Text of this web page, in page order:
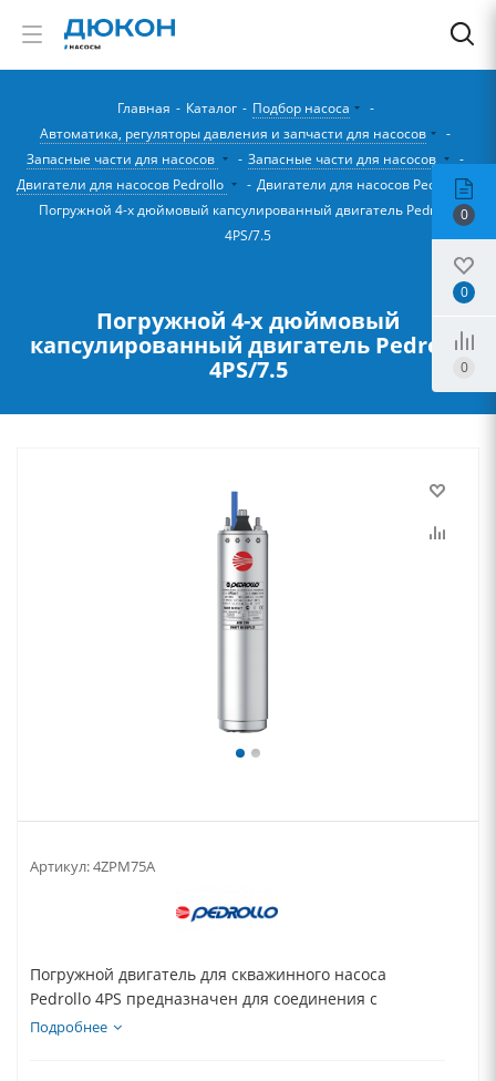
Главная - Каталог - Подбор насоса
-
Автоматика, регуляторы давления и запчасти для насосов
-
Запасные части для насосов
- Запасные части для насосов
-
Двигатели для насосов Pedrollo
- Двигатели для насосов Pedrollo -
Погружной 4-х дюймовый капсулированный двигатель Pedrollo
4PS/7.5
Погружной 4-х дюймовый
капсулированный двигатель Pedrollo
4PS/7.5
Артикул:4ZPM75A
Погружной двигатель для скважинного насоса
Pedrollo 4PS предназначен для соединения с
гидравлической...
Подробнее
0
0
0